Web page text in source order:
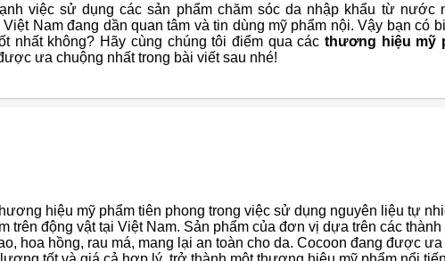
việc sử dụng các sản phẩm chăm sóc da nhập khẩu từ nước
Nam đang dần quan tâm và tin dùng mỹ phẩm nội. Vậy bạn có
nhất không? Hãy cùng chúng tôi điểm qua các thương hiệu mỹ
ưa chuộng nhất trong bài viết sau nhé!
hiệu mỹ phẩm tiên phong trong việc sử dụng nguyên liệu tự
trên động vật tại Việt Nam. Sản phẩm của đơn vị dựa trên các thành
hoa hồng, rau má, mang lại an toàn cho da. Cocoon đang được ưa